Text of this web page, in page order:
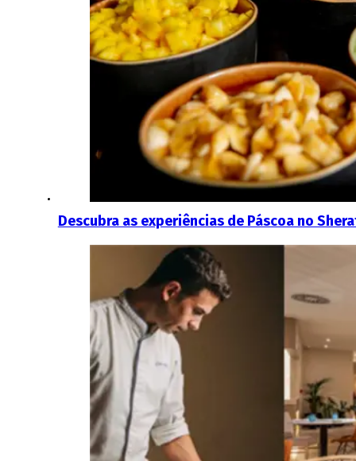
Descubra as experiências de Páscoa no